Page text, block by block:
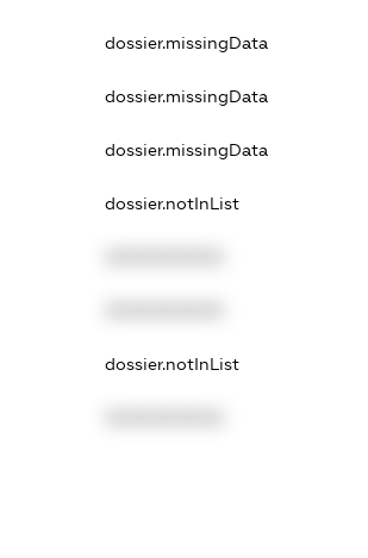
dossier.missingData
dossier.missingData
dossier.missingData
dossier.notInList
dossier.notInList